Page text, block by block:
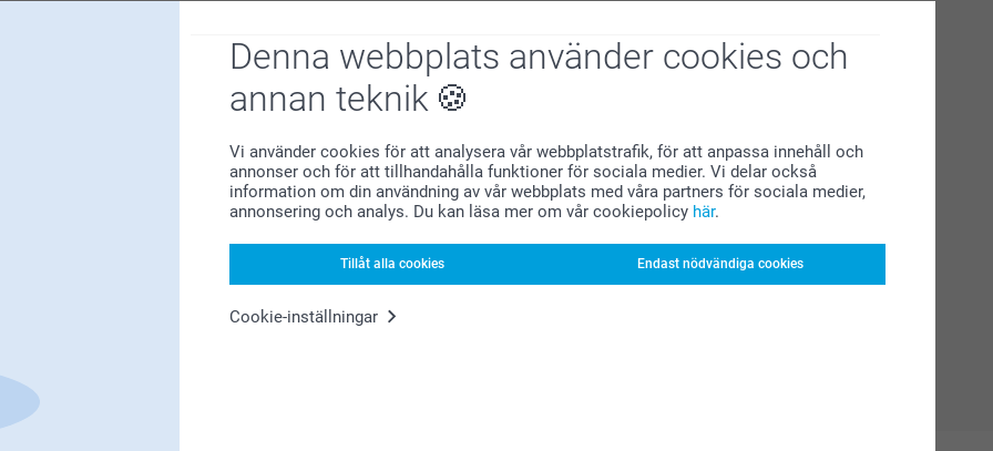
Denna webbplats använder cookies och
annan teknik
Vi använder cookies för att analysera vår webbplatstrafik, för att anpassa innehåll och
annonser och för att tillhandahålla funktioner för sociala medier. Vi delar också
information om din användning av vår webbplats med våra partners för sociala medier,
annonsering och analys. Du kan läsa mer om vår cookiepolicy här.
Tillåt alla cookies Endast nödvändiga cookies
Cookie-inställningar
Letar du efter inspiration?